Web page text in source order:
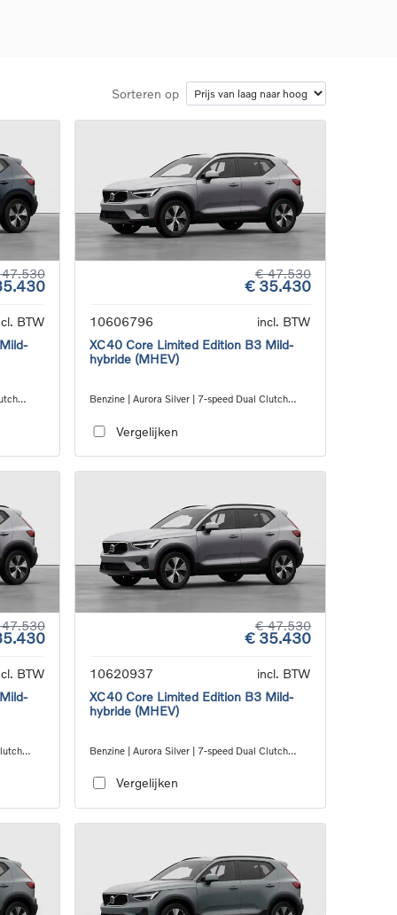
Sorteren op
BTW
€ 47.530
€ 35.430
10606796
incl. BTW
XC40 Core Limited Edition B3 Mild-
hybride (MHEV)
Benzine | Aurora Silver | 7-speed Dual Clutch
Vergelijken
BTW
€ 47.530
€ 35.430
10620937
incl. BTW
XC40 Core Limited Edition B3 Mild-
hybride (MHEV)
Benzine | Aurora Silver | 7-speed Dual Clutch
Vergelijken